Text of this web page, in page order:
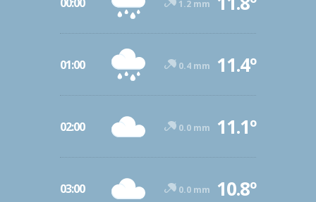
1.2 mm
01:00 0.4 mm 11.4º
02:00 0.0 mm 11.1º
03:00 0.0 mm 10.8º